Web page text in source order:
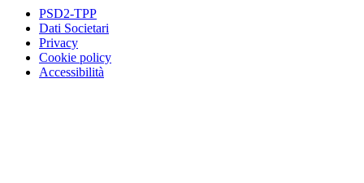
PSD2-TPP
Dati Societari
Privacy
Cookie policy
Accessibilità